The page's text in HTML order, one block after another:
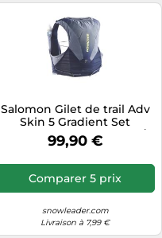
Salomon Gilet de trail Adv
Skin 5 Gradient Set
Homme Bleu maritime /
Gris Taille XL
99,90 €
Comparer 5 prix
snowleader.com
Livraison à 7,99 €